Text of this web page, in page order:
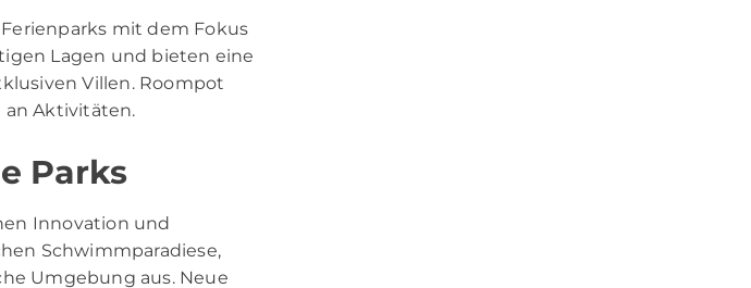
mit dem Fokus
Lagen und bieten eine
Villen. Roompot
Aktivitäten.
Parks
Innovation und
Schwimmparadiese,
Umgebung aus. Neue